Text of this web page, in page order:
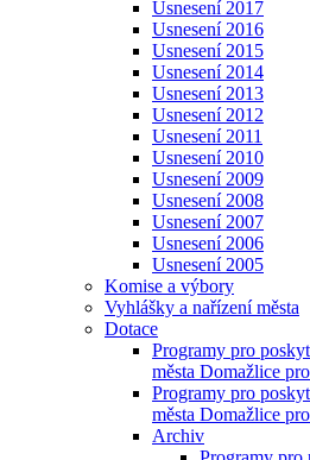
Usnesení 2017
Usnesení 2016
Usnesení 2015
Usnesení 2014
Usnesení 2013
Usnesení 2012
Usnesení 2011
Usnesení 2010
Usnesení 2009
Usnesení 2008
Usnesení 2007
Usnesení 2006
Usnesení 2005
Komise a výbory
Vyhlášky a nařízení města
Dotace
Programy pro
města Domažlice
Programy pro
města Domažlice
Archiv